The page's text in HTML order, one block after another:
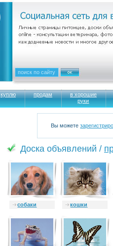
куплю продам
в хорошие
руки
Вы можете
Доска объявлений /
cобаки кошки